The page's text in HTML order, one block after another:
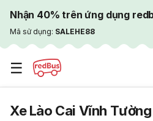
Nhận 40% trên ứng dụng
Mã sử dụng: SALEHE88
☰
Xe Lào Cai Vĩnh Tường